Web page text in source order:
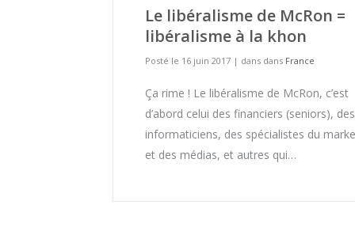
Le libéralisme de McRon =
libéralisme à la khon
Posté le 16 juin 2017 | dans dans France
Ça rime ! Le libéralisme de McRon, c’est
d’abord celui des financiers (seniors), des
informaticiens, des spécialistes du
et des médias, et autres qui…